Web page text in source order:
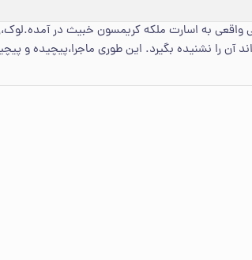
واقعی به اسارت ملکه کریمسون خبیث در
را نشنیده بگیرد. این طوری ماجرا،پیچیده و